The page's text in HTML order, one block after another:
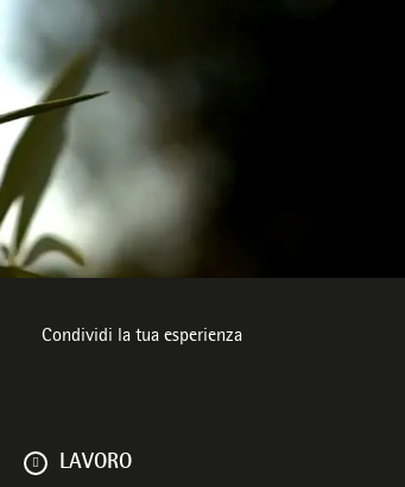
Condividi la tua esperienza
LAVORO